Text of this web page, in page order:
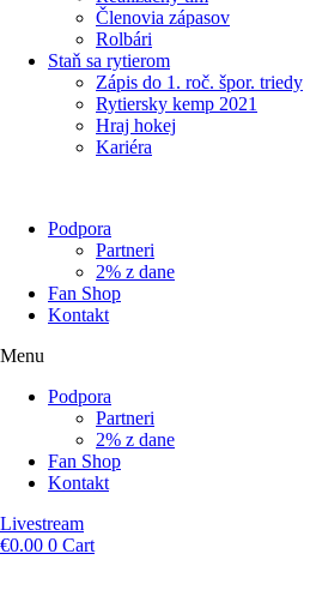
Členovia zápasov
Rolbári
Staň sa rytierom
Zápis do 1. roč. špor. triedy
Rytiersky kemp 2021
Hraj hokej
Kariéra
Podpora
Partneri
2% z dane
Fan Shop
Kontakt
Menu
Podpora
Partneri
2% z dane
Fan Shop
Kontakt
Livestream
€0.00 0 Cart